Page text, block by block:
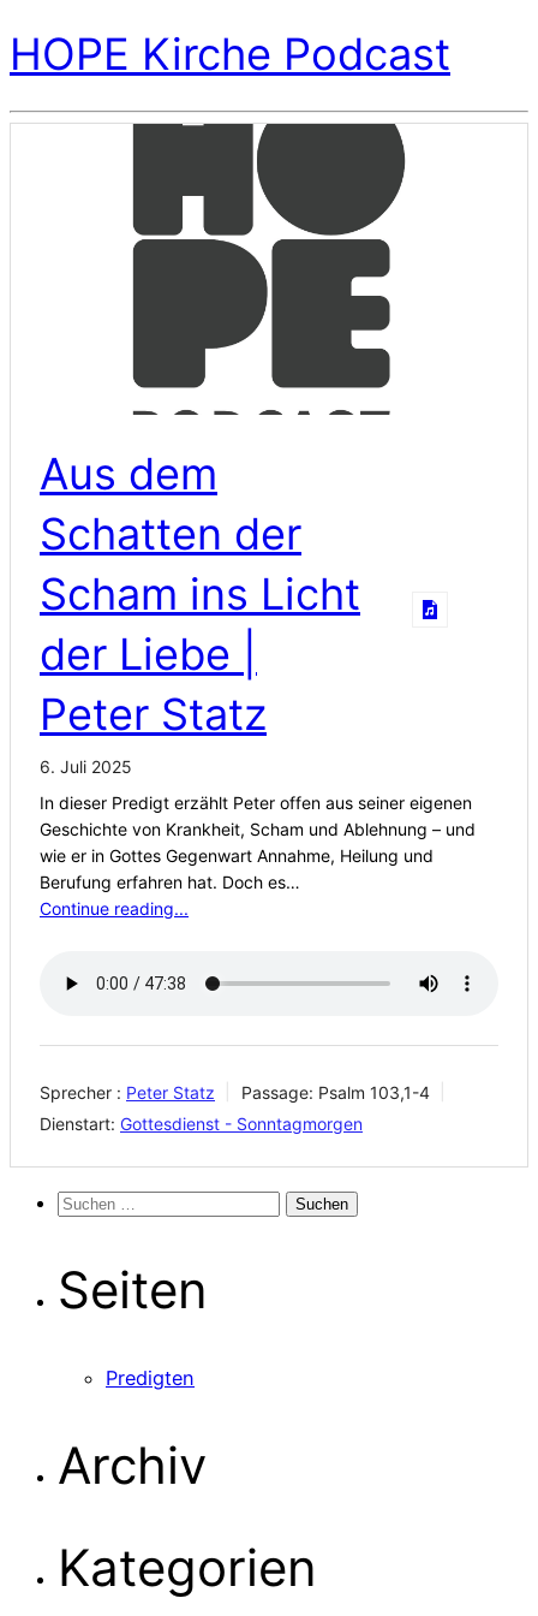
HOPE Kirche Podcast
Aus dem
Schatten der
Scham ins Licht
der Liebe |
Peter Statz
6. Juli 2025
In dieser Predigt erzählt Peter offen aus seiner eigenen
Geschichte von Krankheit, Scham und Ablehnung – und
wie er in Gottes Gegenwart Annahme, Heilung und
Berufung erfahren hat. Doch es…
Continue reading...
Sprecher : Peter Statz Passage: Psalm 103,1-4
Dienstart: Gottesdienst - Sonntagmorgen
Suchen
Seiten
Predigten
Archiv
Kategorien